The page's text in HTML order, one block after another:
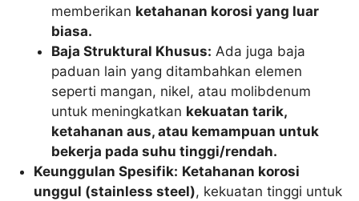
memberikan ketahanan korosi yang luar
biasa.
Baja Struktural Khusus: Ada juga baja
paduan lain yang ditambahkan elemen
seperti mangan, nikel, atau molibdenum
untuk meningkatkan kekuatan tarik,
ketahanan aus, atau kemampuan untuk
bekerja pada suhu tinggi/rendah.
Keunggulan Spesifik: Ketahanan korosi
unggul (stainless steel), kekuatan tinggi untuk